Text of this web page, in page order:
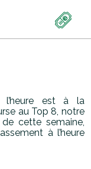
l’heure est à la
au Top 8, notre
cette semaine,
à l’heure